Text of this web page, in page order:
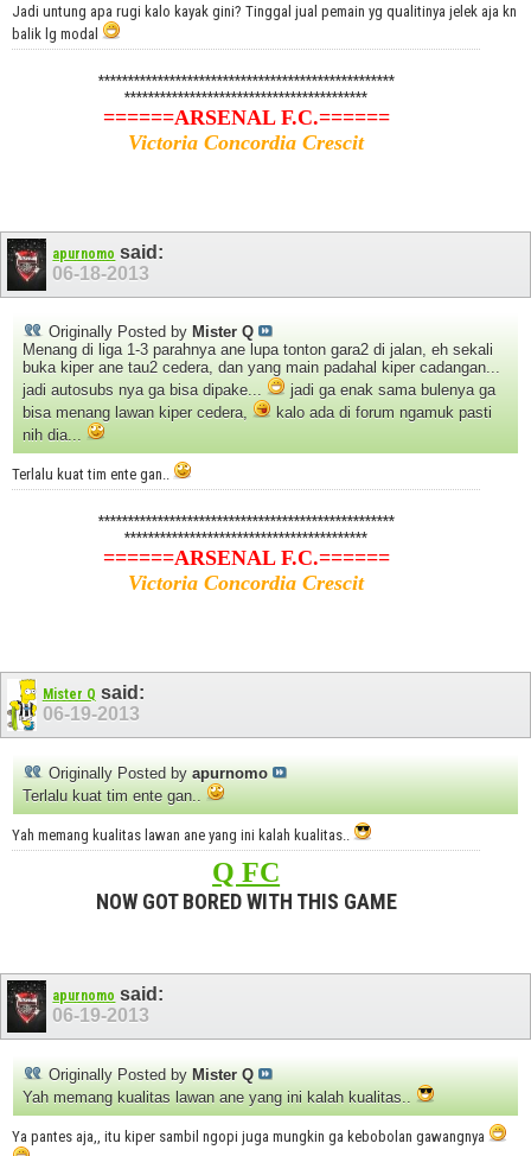
Jadi untung apa rugi kalo kayak gini? Tinggal jual pemain yg qualitinya jelek aja kn
balik lg modal
**************************************************
*****************************************
======ARSENAL F.C.======
Victoria Concordia Crescit
apurnomo said:
06-18-2013
Originally Posted by Mister Q
Menang di liga 1-3 parahnya ane lupa tonton gara2 di jalan, eh sekali
buka kiper ane tau2 cedera, dan yang main padahal kiper cadangan...
jadi autosubs nya ga bisa dipake...
jadi ga enak sama bulenya ga
bisa menang lawan kiper cedera,
kalo ada di forum ngamuk pasti
nih dia...
Terlalu kuat tim ente gan..
**************************************************
*****************************************
======ARSENAL F.C.======
Victoria Concordia Crescit
Mister Q said:
06-19-2013
Originally Posted by apurnomo
Terlalu kuat tim ente gan..
Yah memang kualitas lawan ane yang ini kalah kualitas..
Q FC
NOW GOT BORED WITH THIS GAME
apurnomo said:
06-19-2013
Originally Posted by Mister Q
Yah memang kualitas lawan ane yang ini kalah kualitas..
Ya pantes aja,, itu kiper sambil ngopi juga mungkin ga kebobolan gawangnya